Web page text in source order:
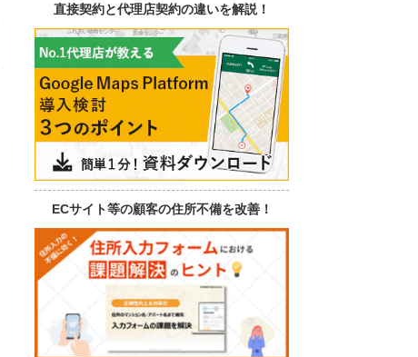
直接契約と代理店契約の違いを解説！
ECサイト等の顧客の住所不備を改善！